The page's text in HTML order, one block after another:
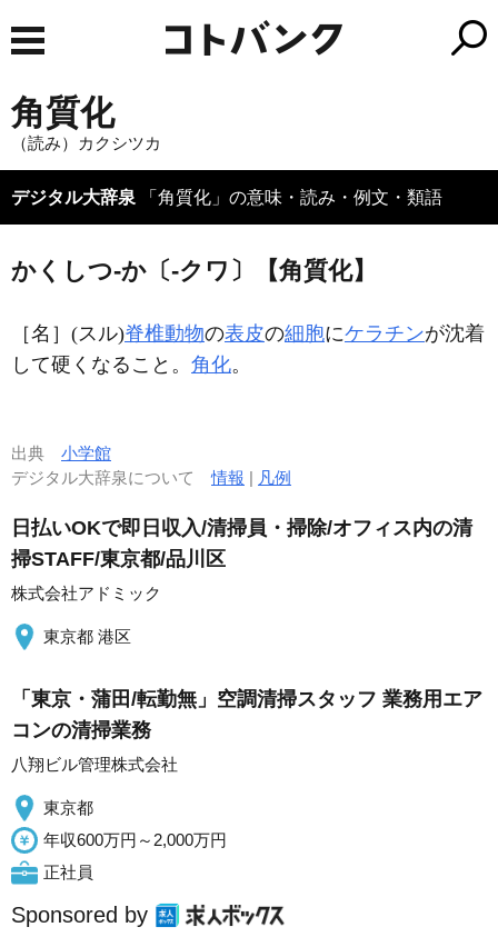
角質化
（読み）カクシツカ
デジタル大辞泉 「角質化」の意味・読み・例文・類語
かくしつ‐か〔‐クワ〕【角質化】
［名］ (スル)脊椎動物の表皮の細胞にケラチンが沈着
して硬くなること。 角化。
出典 小学館
デジタル大辞泉について情報 | 凡例
日払いOKで即日収入/清掃員・掃除/オフィス内の清
掃STAFF/東京都/品川区
株式会社アドミック
東京都 港区
「東京・蒲田/転勤無」空調清掃スタッフ 業務用エア
コンの清掃業務
八翔ビル管理株式会社
東京都
年収600万円～2,000万円
正社員
Sponsored by